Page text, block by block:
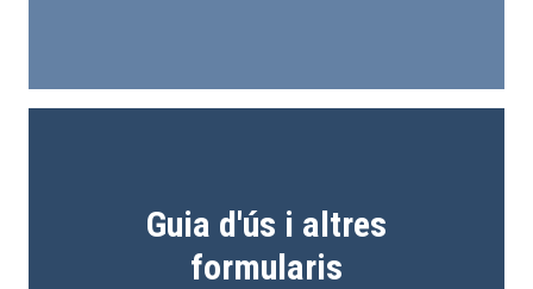
Guia d'ús i altres
formularis